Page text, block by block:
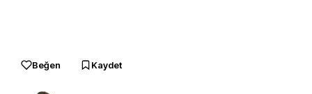
Beğen Kaydet